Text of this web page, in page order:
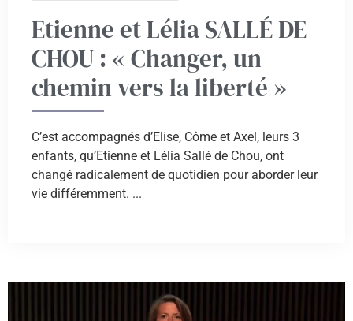
Etienne et Lélia SALLÉ DE
CHOU : « Changer, un
chemin vers la liberté »
C’est accompagnés d’Elise, Côme et Axel, leurs 3
enfants, qu’Etienne et Lélia Sallé de Chou, ont
changé radicalement de quotidien pour aborder leur
vie différemment. ...